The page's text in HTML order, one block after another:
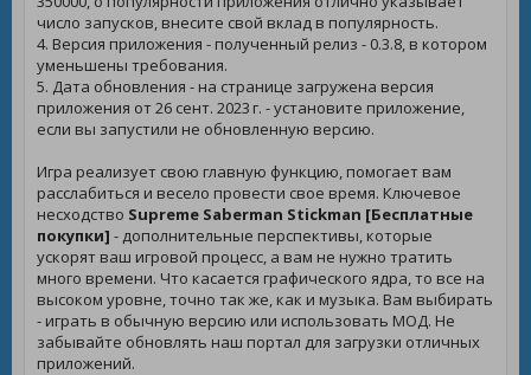
число запусков, внесите свой вклад в популярность.
4. Версия приложения - полученный релиз - 0.3.8, в котором
уменьшены требования.
5. Дата обновления - на странице загружена версия
приложения от 26 сент. 2023 г. - установите приложение,
если вы запустили не обновленную версию.
Игра реализует свою главную функцию, помогает вам
расслабиться и весело провести свое время. Ключевое
несходство Supreme Saberman Stickman [Бесплатные
покупки] - дополнительные перспективы, которые
ускорят ваш игровой процесс, а вам не нужно тратить
много времени. Что касается графического ядра, то все на
высоком уровне, точно так же, как и музыка. Вам выбирать
- играть в обычную версию или использовать МОД. Не
забывайте обновлять наш портал для загрузки отличных
приложений.